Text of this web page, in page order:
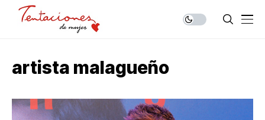
artista malagueño